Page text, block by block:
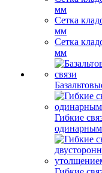
мм
Сетка
мм
Сетка
мм
Гибкие